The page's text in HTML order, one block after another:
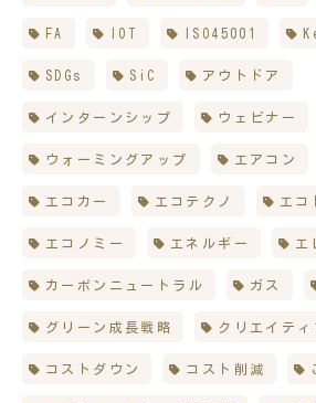
FA IOT ISO45001
SDGs SiC アウトドア
インターンシップ ウェビナー
ウォーミングアップ エアコン
エコカー エコテクノ エコ
エコノミー エネルギー エ
カーボンニュートラル ガス
グリーン成長戦略 クリエイティ
コストダウン コスト削減